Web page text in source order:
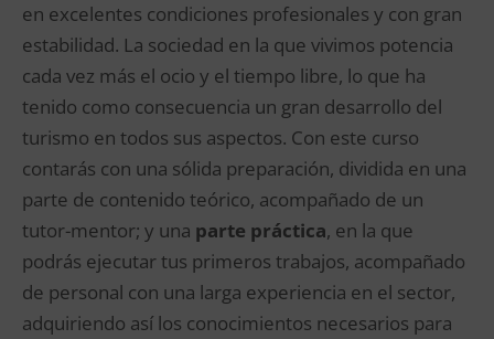
en excelentes condiciones profesionales y con gran
estabilidad. La sociedad en la que vivimos potencia
cada vez más el ocio y el tiempo libre, lo que ha
tenido como consecuencia un gran desarrollo del
turismo en todos sus aspectos. Con este curso
contarás con una sólida preparación, dividida en una
parte de contenido teórico, acompañado de un
tutor-mentor; y una parte práctica, en la que
podrás ejecutar tus primeros trabajos, acompañado
de personal con una larga experiencia en el sector,
adquiriendo así los conocimientos necesarios para